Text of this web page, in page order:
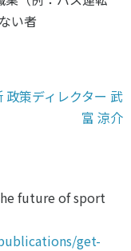
い者
策ディレクター 武
富 涼介
future of sport
get-